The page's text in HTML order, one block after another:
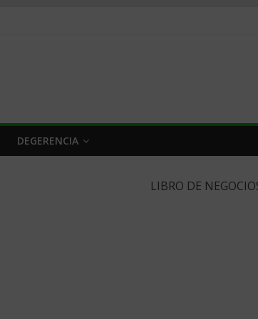
DEGERENCIA
LIBRO DE